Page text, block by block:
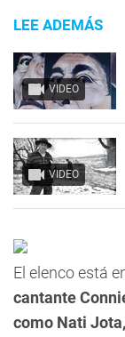
LEE ADEMÁS
VIDEO
VIDEO
El elenco está
cantante
como Nati